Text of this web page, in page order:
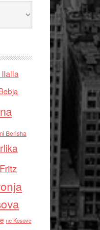
llalla
Berisha
Fritz
ne Kosove